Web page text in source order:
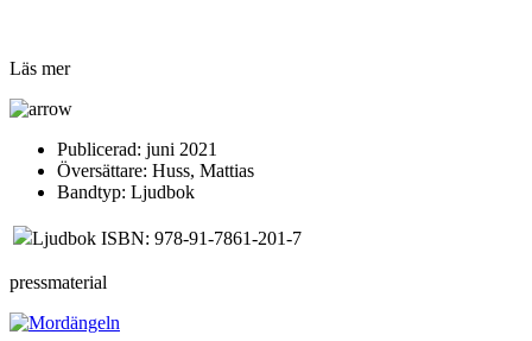
Läs mer
Publicerad: juni 2021
Översättare: Huss, Mattias
Bandtyp: Ljudbok
Ljudbok ISBN: 978-91-7861-201-7
pressmaterial